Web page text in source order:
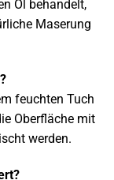
Öl behandelt,
Maserung
feuchten Tuch
Oberfläche mit
werden.